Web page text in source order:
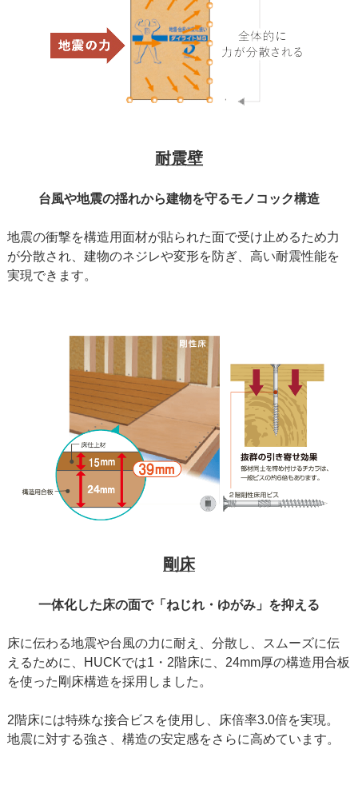
耐震壁
台風や地震の揺れから建物を守るモノコック構造
地震の衝撃を構造用面材が貼られた面で受け止めるため力
が分散され、建物のネジレや変形を防ぎ、高い耐震性能を
実現できます。
剛床
一体化した床の面で「ねじれ・ゆがみ」を抑える
床に伝わる地震や台風の力に耐え、分散し、スムーズに伝
えるために、HUCKでは1・2階床に、24mm厚の構造用合板
を使った剛床構造を採用しました。
2階床には特殊な接合ビスを使用し、床倍率3.0倍を実現。
地震に対する強さ、構造の安定感をさらに高めています。